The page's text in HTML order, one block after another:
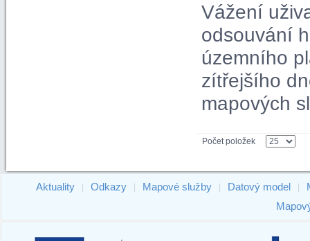
Vážení
odsouvání
územního
zítřejšího
mapových
Počet položek
Aktuality Odkazy Mapové služby Datový model